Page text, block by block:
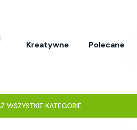
Kreatywne Polecane
WSZYSTKIE KATEGORIE